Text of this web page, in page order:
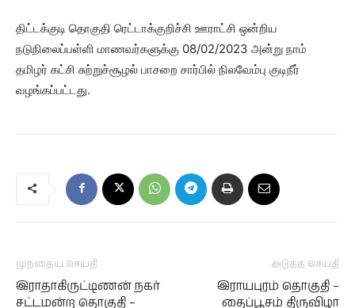
திட்டக்குடி தொகுதி ரெட்டாக்குறிச்சி ஊராட்சி ஒன்றிய
நடுநிலைப்பள்ளி மாணவர்களுக்கு 08/02/2023 அன்று நாம்
தமிழர் கட்சி சுற்றுச்சூழல் பாசறை சார்பில் நிலவேம்பு குடிநீர்
வழங்கப்பட்டது.
முந்தைய செய்தி
இராதாகிருட்டிணன் நகர்
சட்டமன்ற தொகுதி –
அடுத்த செய்தி
இராயபுரம் தொகுதி –
தைப்பூசம் திருவிழா